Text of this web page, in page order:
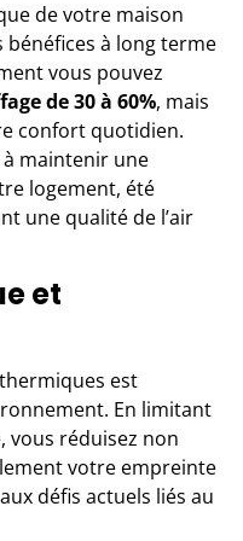
de votre maison
à long terme
vous pouvez
de 30 à 60%, mais
confort quotidien.
maintenir une
logement, été
une qualité de l’air
et
est
En limitant
vous réduisez non
votre empreinte
défis actuels liés au